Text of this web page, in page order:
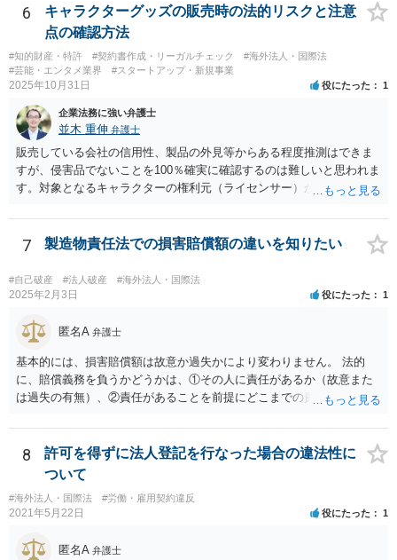
することも考えられます。 また、仮に株式の割り当てがなされていな
いとのことであれば、出資契約の前提が果たされていないことになり
ますので、債務不履行を理由に契約を解除し、100万円の返金を要求す
ることも考えられるかと思慮いたします。 この他、持ち株比率などに
もよりますが、過半数を確保できるのであれば、相手方の解任請求を
たします。 いずれの手段をとるとしても、当時のやり取りや契約内
容、相手方の主張内容などによっても、とるべき手段が異なってきま
すので、本格的に争うことをお考えであれば、関連資料をお持ちのう
え、個別に弁護士にご相談をし、対策を立てていくべきと思慮いたし
ます。
6
キャラクターグッズの販売時の法的リスクと注意
点の確認方法
#知的財産・特許 #契約書作成・リーガルチェック
#海外法人・国際法
#芸能・エンタメ業界
#スタートアップ・新規事業
2025年10月31日 役にたった 1
企業法務に強い弁護士
並木 重伸 弁護士
販売している会社の信用性、製品の外見等からある程度推測はできま
すが、侵害品でないことを100％確実に確認するのは難しいと思われま
す。対象となるキャラクターの権利元（ライセンサー）がわかるので
頼し絵を作ってもらいそれを元に工場へ作成依頼などした場合」につ
いては、作ってもらった絵がオリジナルのものであれば問題はありま
せんが（ただし絵師などから権利を得ておく必要があります。）、既
存のキャラクターやそれに類似するものであれば、その権利元から許
諾を受けない限り著作権侵害となる可能性が高いです。
7 製造物責任法での損害賠償額の違いを知りたい
#自己破産 #法人破産 #海外法人・国際法
2025年2月3日 役にたった 1
匿名A 弁護士
基本的には、損害賠償額は故意か過失かにより変わりません。 法的
に、賠償義務を負うかどうかは、①その人に責任があるか（故意また
は過失の有無）、②責任があることを前提にどこまでの責任を負うべ
（厳密には、②の話の中で責任の範囲を問う過程で主観面も見るする
ので事案次第ではありますが。）。 また、海外での損害の発生の場合
には、まずどの法を適用するのかの問題があるので、どの国の損害で
生じた損害で、その問題に何法が適用されるのか、の判断が先行する
ので、事案聞かないことにはなんともといったところです。
8
許可を得ずに法人登記を行なった場合の違法性に
ついて
#海外法人・国際法 #労働・雇用契約違反
2021年5月22日 役にたった 1
匿名A 弁護士